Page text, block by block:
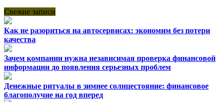
Свежие записи
Как не разориться на автосервисах: экономим без потери
качества
Зачем компании нужна независимая проверка финансовой
информации до появления серьезных проблем
Денежные ритуалы в зимнее солнцестояние: финансовое
благополучие на год вперед